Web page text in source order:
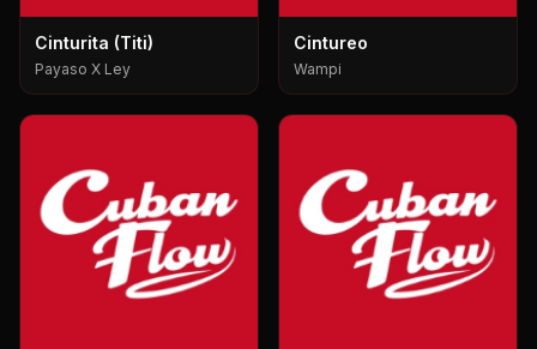
Cinturita (Titi)
Payaso X Ley
Cintureo
Wampi